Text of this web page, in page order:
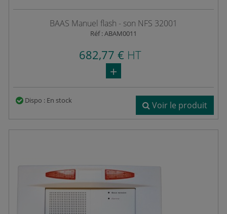
BAAS Manuel flash - son NFS 32001
Réf : ABAM0011
682,77 € HT
Dispo : En stock Voir le produit